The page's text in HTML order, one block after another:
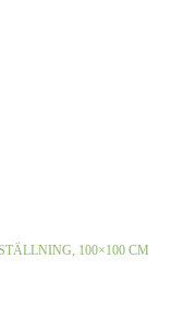
100×100 CM